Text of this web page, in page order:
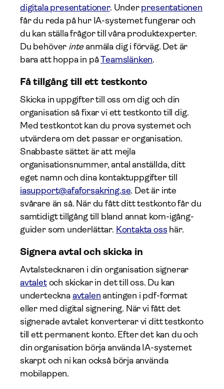
digitala presentationer. Under presentationen
får du reda på hur IA-systemet fungerar och
du kan ställa frågor till våra produktexperter.
Du behöver inteanmäla dig i förväg. Det är
bara att hoppa in påTeamslänken.
Få tillgång till ett testkonto
Skicka in uppgifter till oss om dig och din
organisation så fixar vi ett testkonto till dig.
Med testkontot kan du prova systemet och
utvärdera om det passar er organisation.
Snabbaste sättet är att mejla
organisationsnummer, antal anställda, ditt
eget namn och dina kontaktuppgifter till
iasupport@afaforsakring.se. Det är inte
svårare än så. När du fått ditt testkonto får du
samtidigt tillgång till bland annat kom-igång-
guider som underlättar. Kontakta oss här.
Signera avtal och skicka in
Avtalstecknaren i din organisation signerar
avtaletoch skickar in det till oss. Du kan
underteckna avtalen antingen i pdf-format
eller med digital signering. När vi fått det
signerade avtalet konverterar vi ditt testkonto
till ett permanent konto. Efter det kan du och
din organisation börja använda IA-systemet
skarpt och ni kan också börja använda
mobilappen.